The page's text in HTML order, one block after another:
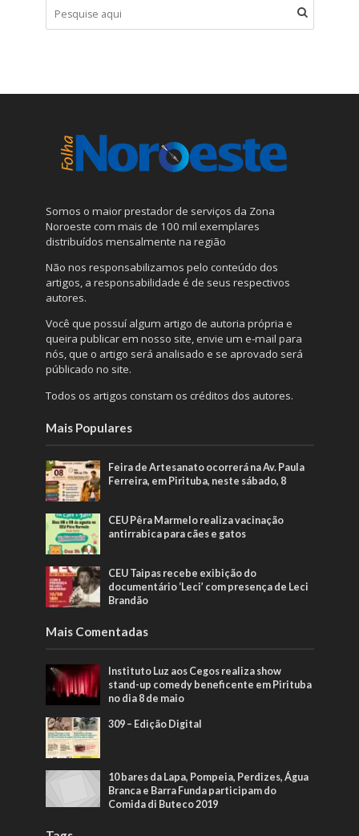
Somos o maior prestador de serviços da Zona
Noroeste com mais de 100 mil exemplares
distribuídos mensalmente na região
Não nos responsabilizamos pelo conteúdo dos
artigos, a responsabilidade é de seus respectivos
autores.
Você que possuí algum artigo de autoria própria e
queira publicar em nosso site, envie um e-mail para
nós, que o artigo será analisado e se aprovado será
públicado no site.
Todos os artigos constam os créditos dos autores.
Mais Populares
Feira de Artesanato ocorrerá na Av. Paula
Ferreira, em Pirituba, neste sábado, 8
CEU Pêra Marmelo realiza vacinação
antirrabica para cães e gatos
CEU Taipas recebe exibição do
documentário ‘Leci’ com presença de Leci
Brandão
Mais Comentadas
Instituto Luz aos Cegos realiza show
stand-up comedy beneficente em Pirituba
no dia 8 de maio
309 – Edição Digital
10 bares da Lapa, Pompeia, Perdizes, Água
Branca e Barra Funda participam do
Comida di Buteco 2019